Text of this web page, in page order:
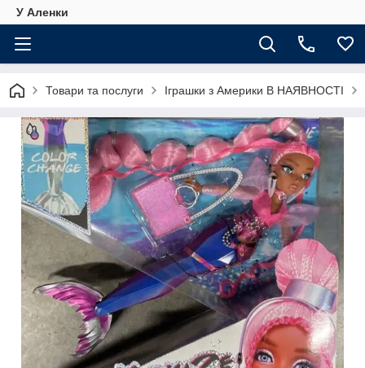
У Аленки
Товари та послуги Іграшки з Америки В НАЯВНОСТІ